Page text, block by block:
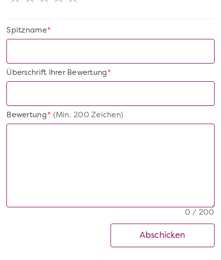
*
Spitzname
*
Überschrift Ihrer Bewertung
*
Bewertung(Min. 200 Zeichen)
0 / 200
Abschicken